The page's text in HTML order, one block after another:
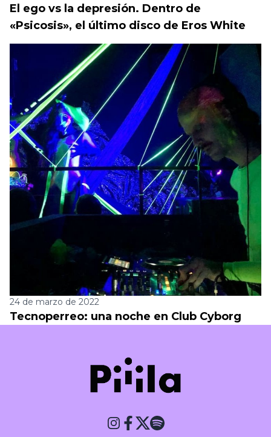
El ego vs la depresión. Dentro de
«Psicosis», el último disco de Eros White
24 de marzo de 2022
Tecnoperreo: una noche en Club Cyborg